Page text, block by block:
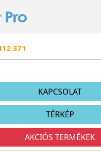
371
KAPCSOLAT
TÉRKÉP
AKCIÓS TERMÉKEK